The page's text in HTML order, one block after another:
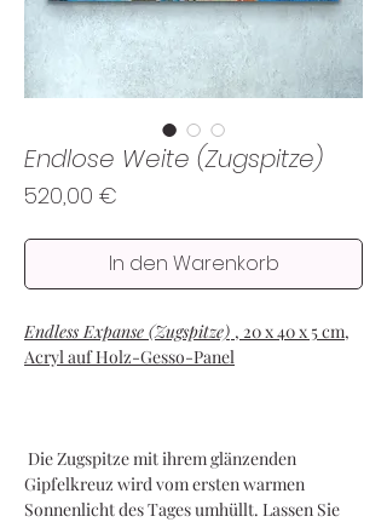
Endlose Weite (Zugspitze)
520,00 €
In den Warenkorb
Endless Expanse (Zugspitze) , 20 x 40 x 5 cm,
Acryl auf Holz-Gesso-Panel
Die Zugspitze mit ihrem glänzenden
Gipfelkreuz wird vom ersten warmen
Sonnenlicht des Tages umhüllt. Lassen Sie